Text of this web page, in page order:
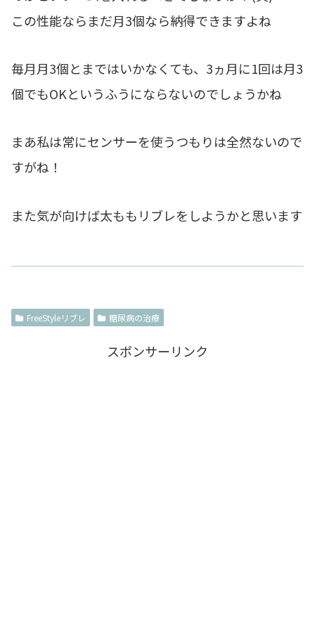
この性能ならまだ月3個なら納得できますよね
毎月月3個とまではいかなくても、3ヵ月に1回は月3
個でもOKというふうにならないのでしょうかね
まあ私は常にセンサーを使うつもりは全然ないので
すがね！
また気が向けば太ももリブレをしようかと思います
FreeStyleリブレ 糖尿病の治療
スポンサーリンク